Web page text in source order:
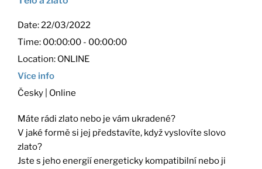
Date:22/03/2022
Time: 00:00:00 - 00:00:00
Location: ONLINE
Více info
Česky | Online
Máte rádi zlato nebo je vám ukradené?
V jaké formě si jej představíte, když vyslovíte slovo
zlato?
Jste s jeho energií energeticky kompatibilní nebo ji